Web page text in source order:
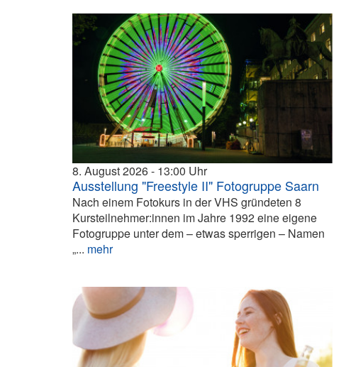
8. August 2026 13:00
Ausstellung "Freestyle II" Fotogruppe Saarn
Nach einem Fotokurs in der VHS gründeten 8
Kursteilnehmer:innen im Jahre 1992 eine eigene
Fotogruppe unter dem – etwas sperrigen – Namen
„... mehr